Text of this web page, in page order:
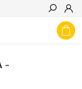
Hledat
-